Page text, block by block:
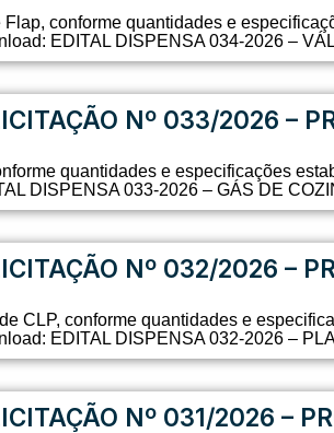
conforme quantidades e
EDITAL DISPENSA 034-2026 –
Nº 033/2026 –
quantidades e especificações
DISPENSA 033-2026 – GÁS DE
Nº 032/2026 –
CLP, conforme quantidades e
EDITAL DISPENSA 032-2026 –
Nº 031/2026 –